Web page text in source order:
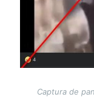
Captura de